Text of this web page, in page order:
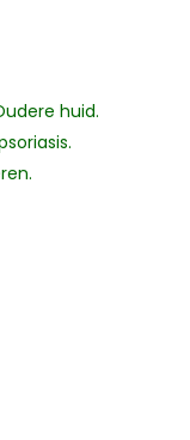
huid.